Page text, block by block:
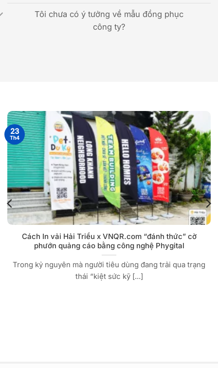
Tôi chưa có ý tưởng về mẫu đồng phục
công ty?
Cách In vải Hải Triều x VNQR.com “đánh thức” cờ
phướn quảng cáo bằng công nghệ Phygital
Trong kỷ nguyên mà người tiêu dùng đang trải qua trạng
thái “kiệt sức kỹ [...]
23
Th4